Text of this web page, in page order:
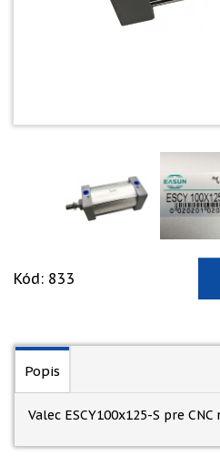
Kód: 833
Popis
Valec ESCY100x125-S pre